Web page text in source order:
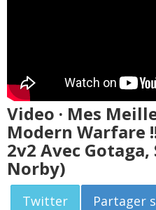
Video · Mes
Modern Warfare
2v2 Avec Gotaga,
Norby)
Twitter Partager